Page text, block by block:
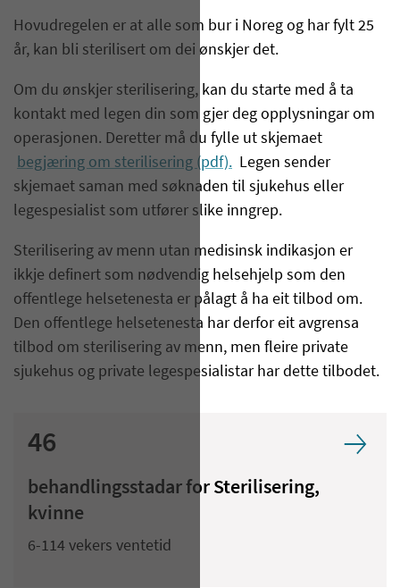
Hovudregelen er at alle som bur i Noreg og har fylt 25
år, kan bli sterilisert om dei ønskjer det.
Om du ønskjer sterilisering, kan du starte med å ta
kontakt med legen din som gjer deg opplysningar om
operasjonen. Deretter må du fylle ut skjemaet
begjæring om sterilisering (pdf). Legen sender
skjemaet saman med søknaden til sjukehus eller
legespesialist som utfører slike inngrep.
Sterilisering av menn utan medisinsk indikasjon er
ikkje definert som nødvendig helsehjelp som den
offentlege helsetenesta er pålagt å ha eit tilbod om.
Den offentlege helsetenesta har derfor eit avgrensa
tilbod om sterilisering av menn, men fleire private
sjukehus og private legespesialistar har dette tilbodet.
46
behandlingsstadar for Sterilisering,
kvinne
6-114 vekers ventetid